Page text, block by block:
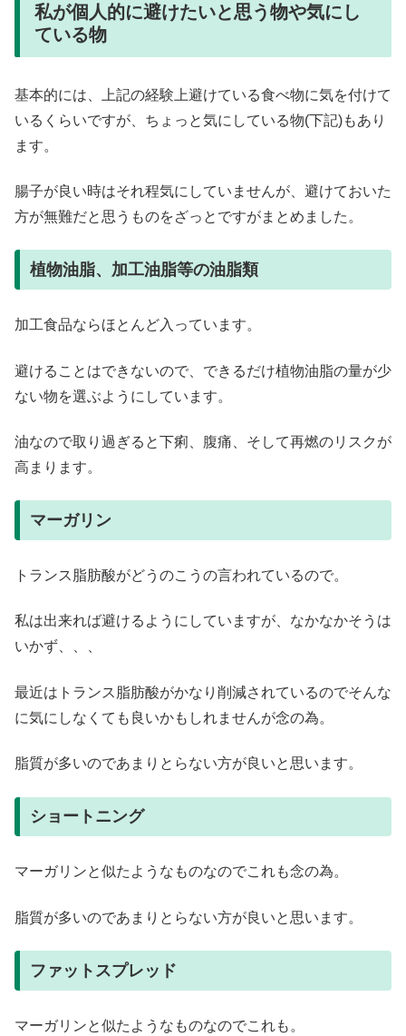
私が個人的に避けたいと思う物や気にし
ている物
基本的には、上記の経験上避けている食べ物に気を付けて
いるくらいですが、ちょっと気にしている物(下記)もあり
ます。
腸子が良い時はそれ程気にしていませんが、避けておいた
方が無難だと思うものをざっとですがまとめました。
植物油脂、加工油脂等の油脂類
加工食品ならほとんど入っています。
避けることはできないので、できるだけ植物油脂の量が少
ない物を選ぶようにしています。
油なので取り過ぎると下痢、腹痛、そして再燃のリスクが
高まります。
マーガリン
トランス脂肪酸がどうのこうの言われているので。
私は出来れば避けるようにしていますが、なかなかそうは
いかず、、、
最近はトランス脂肪酸がかなり削減されているのでそんな
に気にしなくても良いかもしれませんが念の為。
脂質が多いのであまりとらない方が良いと思います。
ショートニング
マーガリンと似たようなものなのでこれも念の為。
脂質が多いのであまりとらない方が良いと思います。
ファットスプレッド
マーガリンと似たようなものなのでこれも。